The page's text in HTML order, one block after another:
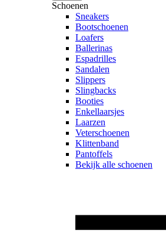
Schoenen
Sneakers
Bootschoenen
Loafers
Ballerinas
Espadrilles
Sandalen
Slippers
Slingbacks
Booties
Enkellaarsjes
Laarzen
Veterschoenen
Klittenband
Pantoffels
Bekijk alle schoenen